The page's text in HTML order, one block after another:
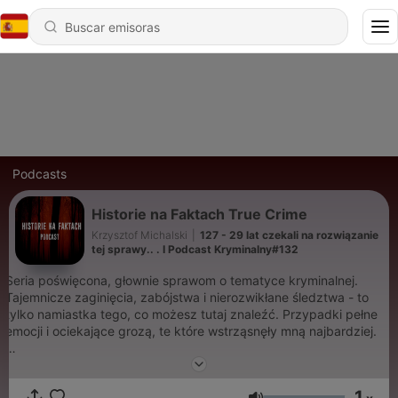
Podcasts
Historie na Faktach True Crime
Krzysztof Michalski
127 - 29 lat czekali na rozwiązanie
tej sprawy.. . I Podcast Kryminalny#132
Seria poświęcona, głownie sprawom o tematyce kryminalnej.
Tajemnicze zaginięcia, zabójstwa i nierozwikłane śledztwa - to
tylko namiastka tego, co możesz tutaj znaleźć. Przypadki pełne
emocji i ociekające grozą, te które wstrząsnęły mną najbardziej.
Dziękuję za wsparcie moim patronom